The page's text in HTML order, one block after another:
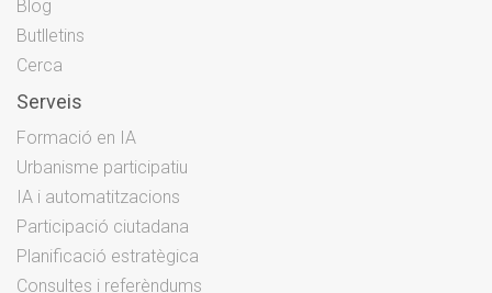
Blog
Butlletins
Cerca
Serveis
Formació en IA
Urbanisme participatiu
IA i automatitzacions
Participació ciutadana
Planificació estratègica
Consultes i referèndums